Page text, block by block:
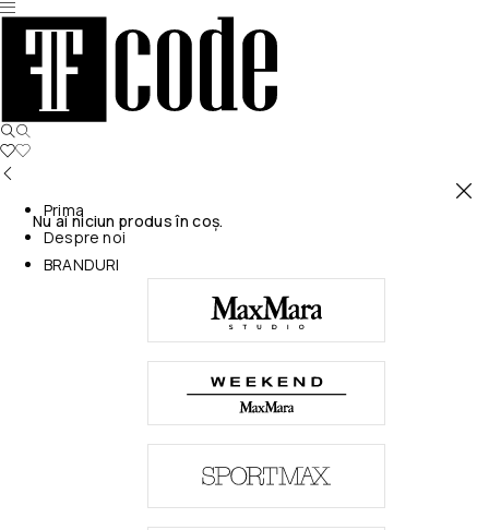
Nu ai niciun produs în coș.
Prima
Despre noi
BRANDURI